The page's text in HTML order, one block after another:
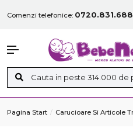
Comenzi telefonice: 0720.831.688
Pagina Start Carucioare Si Articole